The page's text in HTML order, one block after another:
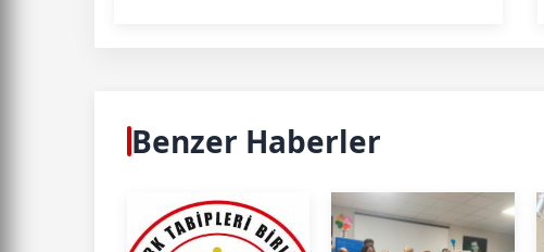
Benzer Haberler